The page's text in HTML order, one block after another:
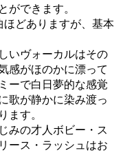
ができます。
ほどありますが、基本
いヴォーカルはその
感がほのかに漂って
ーで白日夢的な感覚
歌が静かに染み渡っ
ます。
みの才人ボビー・ス
ース・ラッシュはお